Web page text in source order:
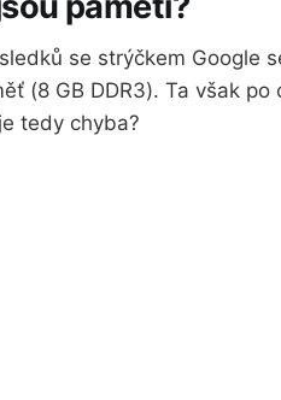
se strýčkem Google
(8 GB DDR3). Ta však
tedy chyba?